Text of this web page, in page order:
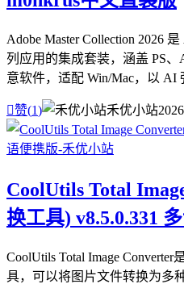
Adobe Master Collection 2026
列应用的集成套装，涵盖 PS
意软件，适配 Win/Mac，以 AI
赞(1) 禾优小站
CoolUtils Total
换工具) v8.5.0.331
CoolUtils Total Image
具，可以将图片文件转换为多